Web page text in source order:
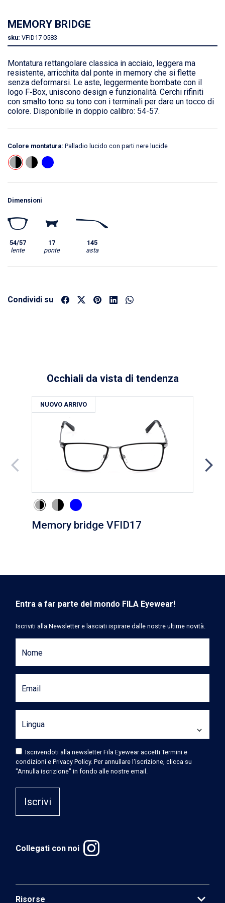
MEMORY BRIDGE
sku: VFID17 0583
Montatura rettangolare classica in acciaio, leggera ma
resistente, arricchita dal ponte in memory che si flette
senza deformarsi. Le aste, leggermente bombate con il
logo F‑Box, uniscono design e funzionalità. Cerchi rifiniti
con smalto tono su tono con i terminali per dare un tocco di
colore. Disponibile in doppio calibro: 54-57.
Colore montatura: Palladio lucido con parti nere lucide
Dimensioni
54/57
lente
17
ponte
145
asta
Condividi su
Occhiali da vista di tendenza
Memory bridge VFID17
NUOVO ARRIVO
Entra a far parte del mondo FILA Eyewear!
Iscriviti alla Newsletter e lasciati ispirare dalle nostre ultime novità.
Nome
Email
Lingua
Iscrivendoti alla newsletter Fila Eyewear accetti Termini e
condizioni e Privacy Policy. Per annullare l'iscrizione, clicca su
"Annulla iscrizione" in fondo alle nostre email.
Iscrivi
Collegati con noi
Risorse expand_more